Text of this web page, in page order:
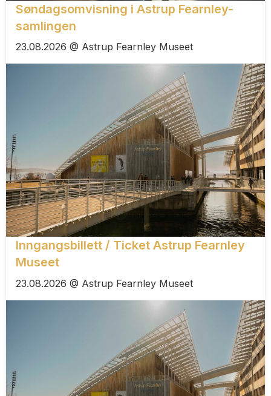
Søndagsomvisning i Astrup Fearnley-
samlingen
23.08.2026 @ Astrup Fearnley Museet
Inngangsbillett / Ticket Astrup Fearnley
Museet
23.08.2026 @ Astrup Fearnley Museet